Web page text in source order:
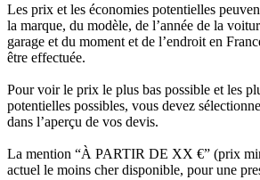
Les prix et les économies potentielles
la marque, du modèle, de l’année de la
garage et du moment et de l’endroit en
être effectuée.
Pour voir le prix le plus bas possible et les
potentielles possibles, vous devez
dans l’aperçu de vos devis.
La mention “À PARTIR DE XX €” (prix
actuel le moins cher disponible, pour une